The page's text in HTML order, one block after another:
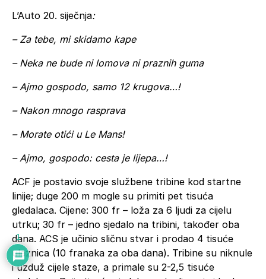
L’Auto 20. siječnja:
– Za tebe, mi skidamo kape
– Neka ne bude ni lomova ni praznih guma
– Ajmo gospodo, samo 12 krugova…!
– Nakon mnogo rasprava
– Morate otići u Le Mans!
– Ajmo, gospodo: cesta je lijepa…!
ACF je postavio svoje službene tribine kod startne
linije; duge 200 m mogle su primiti pet tisuća
gledalaca. Cijene: 300 fr – loža za 6 ljudi za cijelu
utrku; 30 fr – jedno sjedalo na tribini, također oba
dana. ACS je učinio sličnu stvar i prodao 4 tisuće
ulaznica (10 franaka za oba dana). Tribine su niknule
i uzduž cijele staze, a primale su 2-2,5 tisuće
1